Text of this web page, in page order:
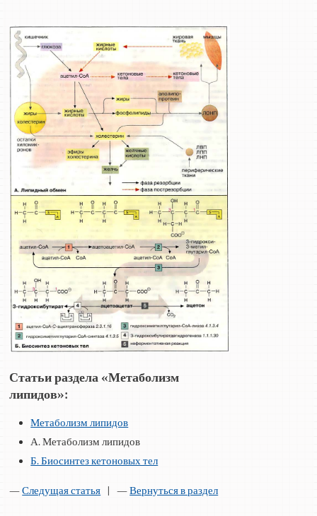
Статьи раздела «Метаболизм
липидов»:
Метаболизм липидов
А. Метаболизм липидов
Б. Биосинтез кетоновых тел
—Следущая статья | —Вернуться в раздел